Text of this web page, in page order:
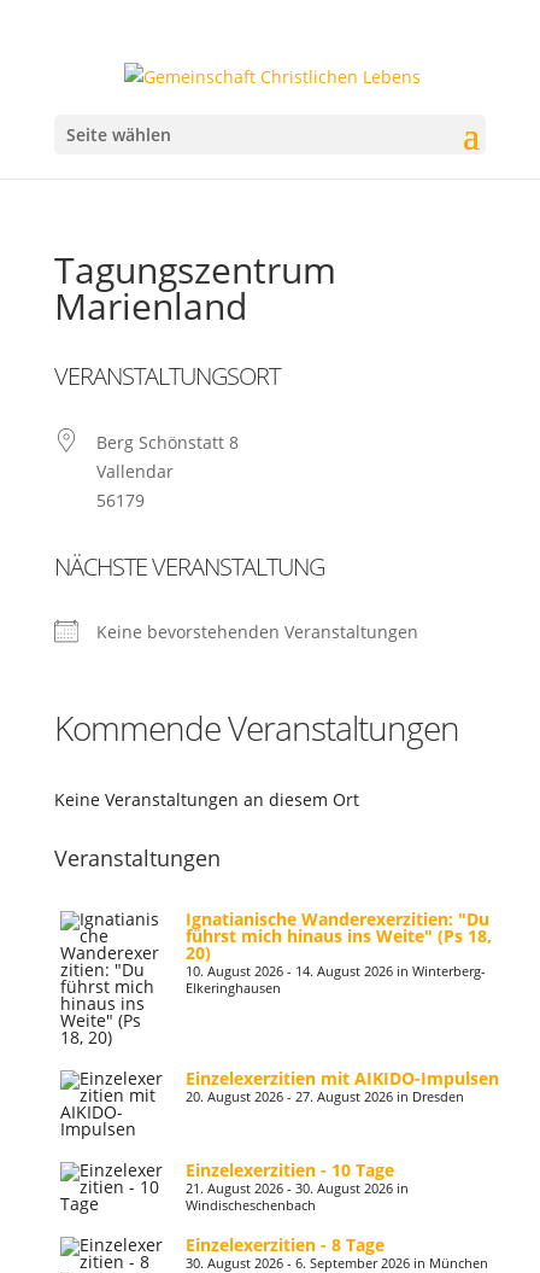
Seite wählen
Tagungszentrum
Marienland
VERANSTALTUNGSORT
Berg Schönstatt 8
Vallendar
56179
NÄCHSTE VERANSTALTUNG
Keine bevorstehenden Veranstaltungen
Kommende Veranstaltungen
Keine Veranstaltungen an diesem Ort
Veranstaltungen
Ignatianische Wanderexerzitien: "Du
führst mich hinaus ins Weite" (Ps 18,
20)
10. August 2026 - 14. August 2026 in Winterberg-
Elkeringhausen
Einzelexerzitien mit AIKIDO-Impulsen
20. August 2026 - 27. August 2026 in Dresden
Einzelexerzitien - 10 Tage
21. August 2026 - 30. August 2026 in
Windischeschenbach
Einzelexerzitien - 8 Tage
30. August 2026 - 6. September 2026 in München